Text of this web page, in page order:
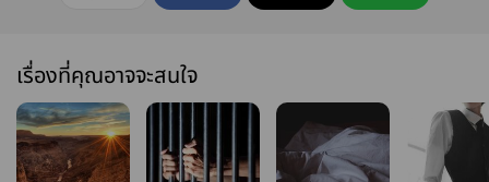
เรื่องที่คุณอาจจะสนใจ